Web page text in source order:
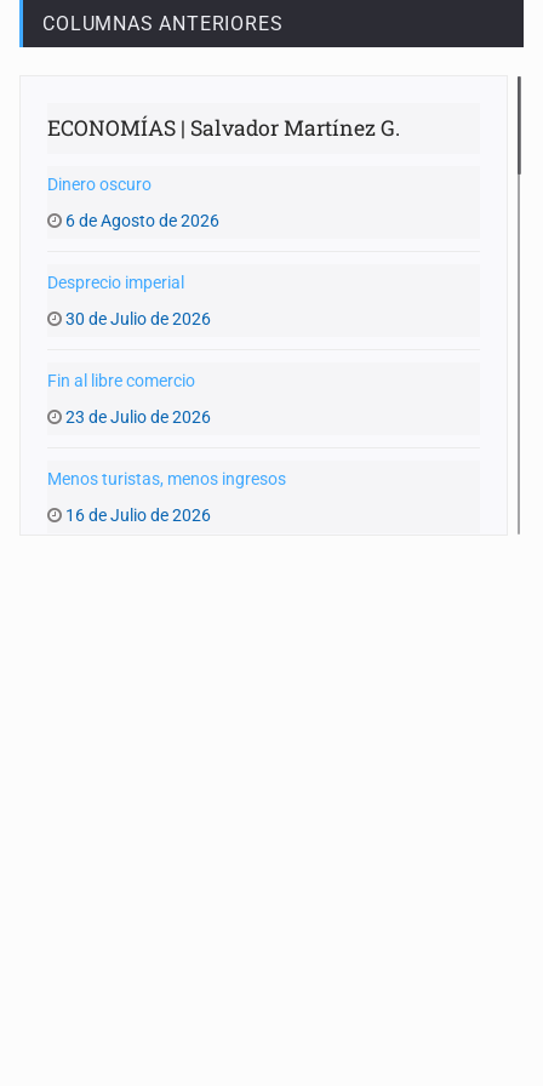
COLUMNAS ANTERIORES
ECONOMÍAS | Salvador Martínez G.
Dinero oscuro
6 de Agosto de 2026
Desprecio imperial
30 de Julio de 2026
Fin al libre comercio
23 de Julio de 2026
Menos turistas, menos ingresos
16 de Julio de 2026